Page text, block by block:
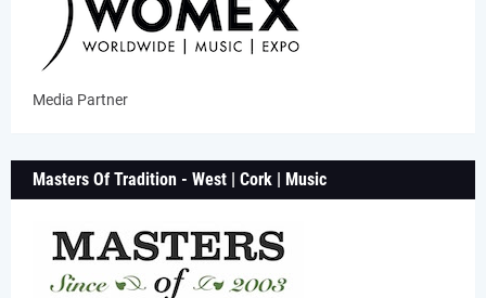
Media Partner
Masters Of Tradition - West | Cork | Music